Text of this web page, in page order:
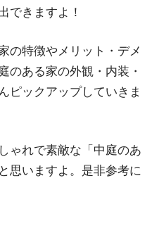
できますよ！
の特徴やメリット・デメ
のある家の外観・内装・
ピックアップしていきま
ゃれで素敵な「中庭のあ
思いますよ。是非参考に